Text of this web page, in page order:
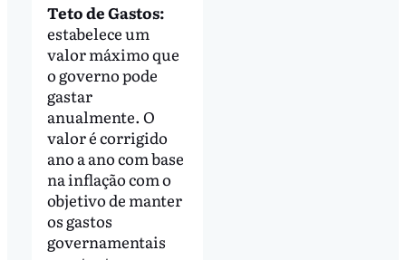
Teto de Gastos:
estabelece um
valor máximo que
o governo pode
gastar
anualmente. O
valor é corrigido
ano a ano com base
na inflação com o
objetivo de manter
os gastos
governamentais